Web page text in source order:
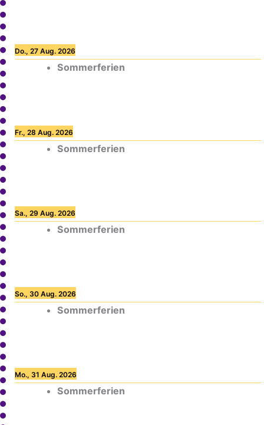
Do., 27 Aug. 2026
Sommerferien
Fr., 28 Aug. 2026
Sommerferien
Sa., 29 Aug. 2026
Sommerferien
So., 30 Aug. 2026
Sommerferien
Mo., 31 Aug. 2026
Sommerferien